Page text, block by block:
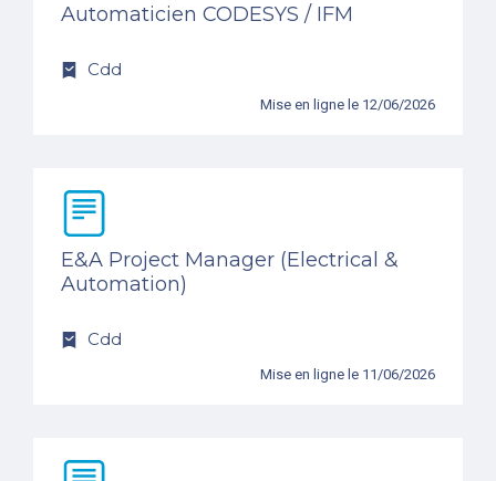
Automaticien CODESYS / IFM
Cdd
Mise en ligne le 12/06/2026
E&A Project Manager (Electrical &
Automation)
Cdd
Mise en ligne le 11/06/2026